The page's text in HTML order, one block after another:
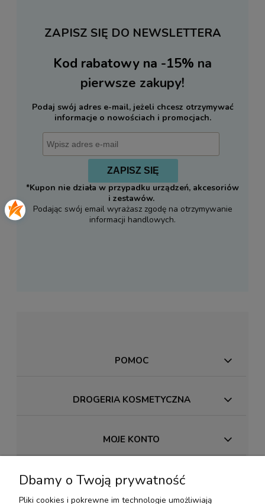
ZAPISZ SIĘ DO NEWSLETTERA
Kod rabatowy na -15% na
pierwsze zakupy!
Podaj swój adres e-mail, jeżeli chcesz otrzymywać
informacje o nowościach i promocjach.
ZAPISZ SIĘ
*Kupon nie działa w przypadku urządzeń, akcesoriów
i zestawów.
Podając swój email wyrażasz zgodę na otrzymywanie
informacji handlowych.
POMOC
DROGERIA KOSMETYCZNA
MOJE KONTO
PŁATNOŚCI I DOSTAWA
Dbamy o Twoją prywatność
Pliki cookies i pokrewne im technologie umożliwiają